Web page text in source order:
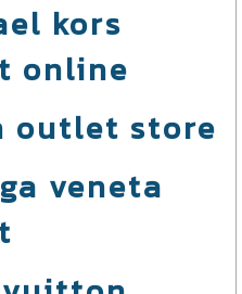
kors
online
outlet store
veneta